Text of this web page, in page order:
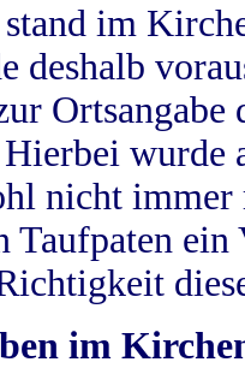
im
deshalb
wurde
nicht
Taufpaten
im